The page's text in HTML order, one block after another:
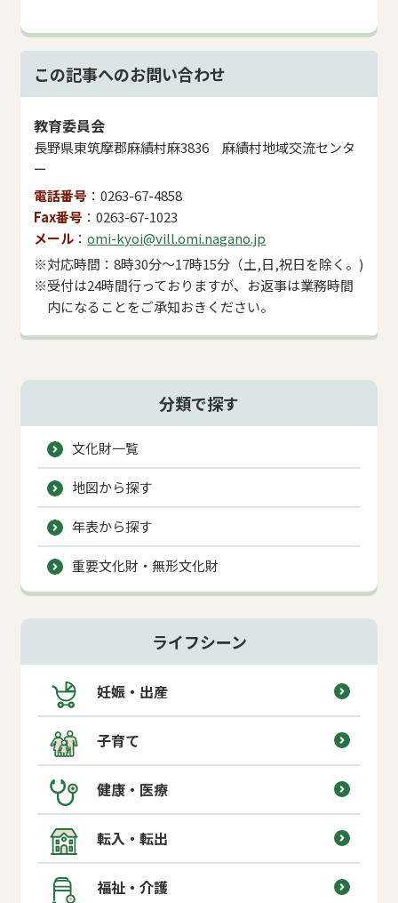
この記事へのお問い合わせ
教育委員会
長野県東筑摩郡麻績村麻3836 麻績村地域交流センタ
ー
電話番号
0263-67-4858
Fax番号
0263-67-1023
メール
omi-kyoi@vill.omi.nagano.jp
※対応時間：8時30分～17時15分（土,日,祝日を除く。)
※受付は24時間行っておりますが、お返事は業務時間
内になることをご承知おきください。
分類で探す
文化財一覧
地図から探す
年表から探す
重要文化財・無形文化財
ライフシーン
妊娠・出産
子育て
健康・医療
転入・転出
福祉・介護